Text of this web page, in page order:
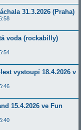
31.3.2026 (Praha)
voda (rockabilly)
vystoupí 18.4.2026 v
15.4.2026 ve Fun